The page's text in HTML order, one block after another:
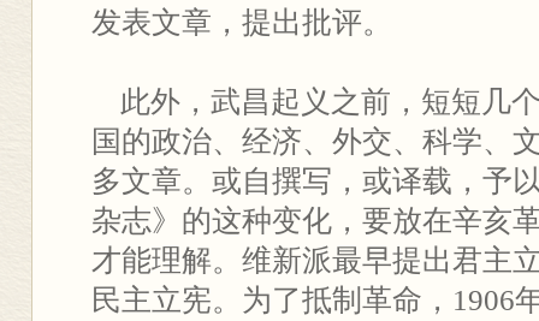
发表文章，提出批评。
此外，武昌起义之前，短短几
国的政治、经济、外交、科学、
多文章。或自撰写，或译载，予
杂志》的这种变化，要放在辛亥
才能理解。维新派最早提出君主
民主立宪。为了抵制革命，1906